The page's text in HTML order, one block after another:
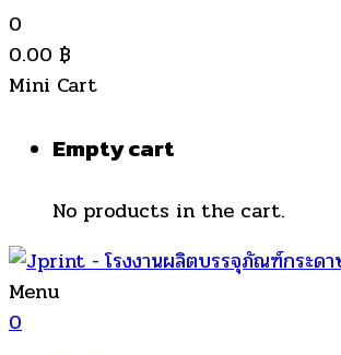
0
0.00 ฿
Mini Cart
Empty cart
No products in the cart.
Menu
0